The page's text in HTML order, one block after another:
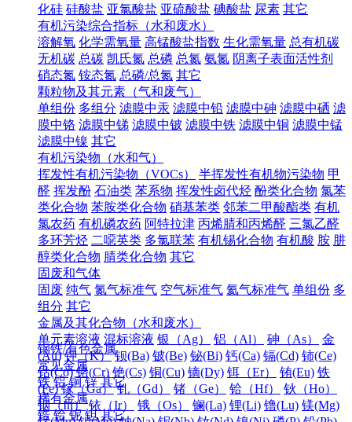
化硅 硅酸盐 亚氯酸盐 亚硫酸盐 碘酸盐 尿素 其它
有机污染综合指标（水和废水）
溶解氧 化学需氧量 高锰酸盐指数 生化需氧量 总有机碳
无机碳 总碳 凯氏氮 总磷 总氮 氨氮 阴离子表面活性剂
硝态氮 铵态氮 总磷/总氮 其它
颗粒物及其元素（气和废气）
单组份 多组分 滤膜中汞 滤膜中铅 滤膜中砷 滤膜中硒 滤
膜中铬 滤膜中锑 滤膜中铍 滤膜中铁 滤膜中铜 滤膜中锰
滤膜中镍 其它
有机污染物（水和气）
挥发性有机污染物（VOCs）
半挥发性有机物污染物 甲
醛 挥发酚 石油类 苯系物 挥发性卤代烃 酚类化合物 氯苯
类化合物 苯胺类化合物 硝基苯类 邻苯二甲酸酯类 有机
氯农药 有机磷农药 阿特拉津 丙烯腈和丙烯醛 三氯乙醛
多环芳烃 二噁英类 多氯联苯 有机锡化合物 有机酸 胺 肼
醇类化合物 腈类化合物 其它
固废和气体
固废 纯气 氮气标准气 空气标准气 氦气标准气 单组份 多
组分 其它
金属及其化合物（水和废水）
单元素溶液 混标溶液 银（Ag） 铝（Al） 砷（As）
金
(Au) 钾（K） 钡(Ba) 铍(Be) 铋(Bi) 钙(Ca) 镉(Cd) 铈(Ce)
钴(Co) 铬(Cr) 铯(Cs) 铜(Cu) 镝(Dy) 铒（Er） 铕(Eu) 铁
(Fe) 镓（Ga） 钆（Gd） 锗（Ge） 铪（Hf）
钬（Ho）
铟（In） 铱（Ir） 锇（Os） 镧(La) 锂(Li) 镥(Lu) 镁(Mg)
钢铁/有色金属
常见金属
铁 铝 铜 锌 其它
稀有金属
锆 铪 铌 钽 其它